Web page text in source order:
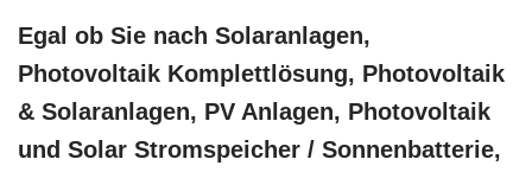
Egal ob Sie nach Solaranlagen,
Photovoltaik Komplettlösung, Photovoltaik
& Solaranlagen, PV Anlagen, Photovoltaik
und Solar Stromspeicher / Sonnenbatterie,